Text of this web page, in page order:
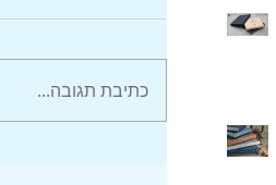
כתיבת תגובה...